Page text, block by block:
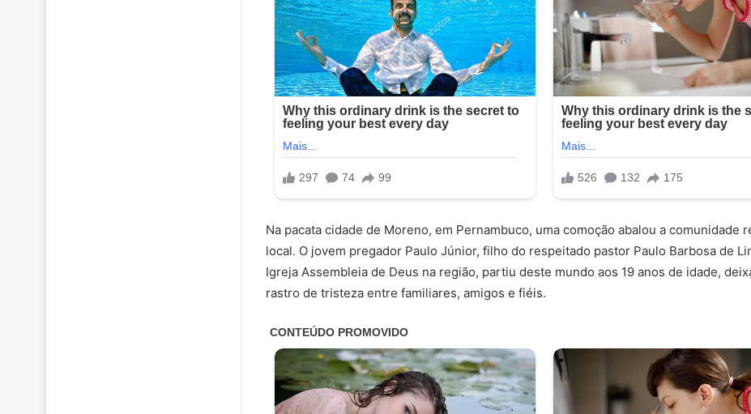
Na pacata cidade de Moreno, em Pernambuco, uma comoção abalou a comunidade
local. O jovem pregador Paulo Júnior, filho do respeitado pastor Paulo Barbosa de
Igreja Assembleia de Deus na região, partiu deste mundo aos 19 anos de idade,
rastro de tristeza entre familiares, amigos e fiéis.